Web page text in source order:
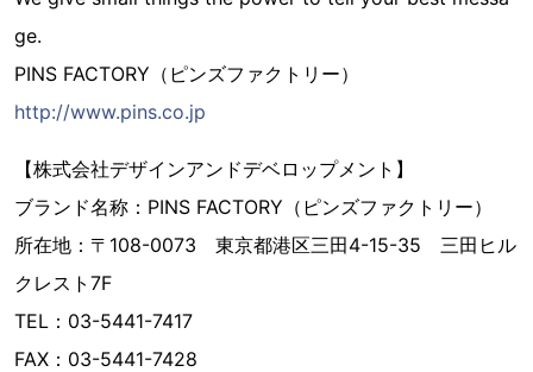
ge.
PINS FACTORY（ピンズファクトリー）
http://www.pins.co.jp
【株式会社デザインアンドデベロップメント】
ブランド名称：PINS FACTORY（ピンズファクトリー）
所在地：〒108-0073 東京都港区三田4-15-35 三田ヒル
クレスト7F
TEL：03-5441-7417
FAX：03-5441-7428